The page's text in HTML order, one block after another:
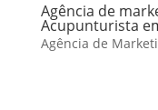
Agência de
Acupunturista
Agência de